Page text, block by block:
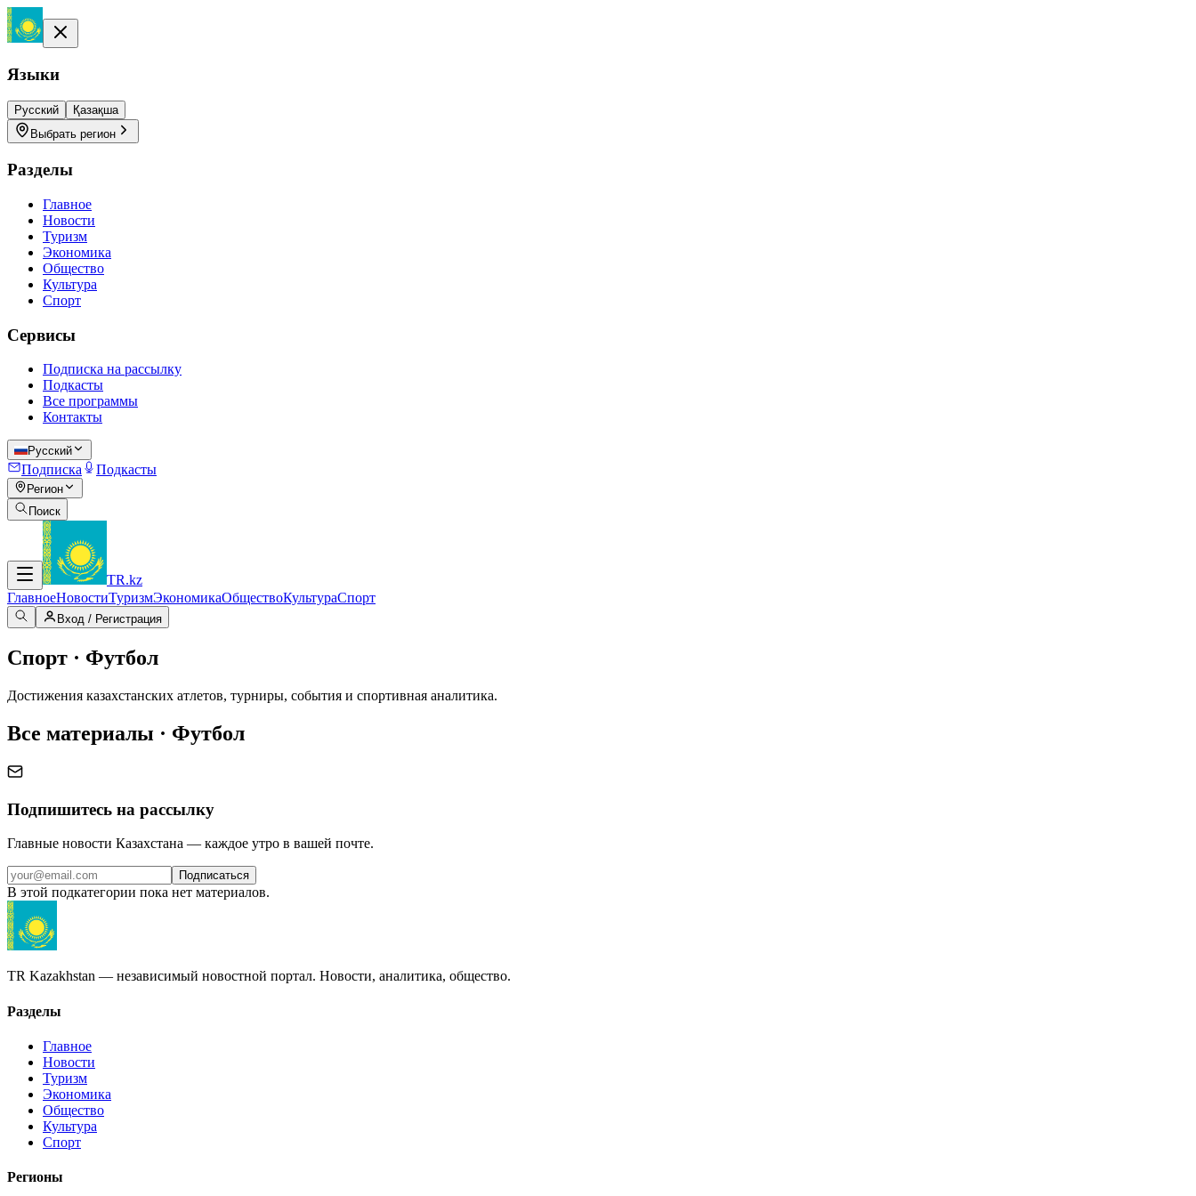
Языки
Русский
Қазақша
Выбрать регион
Разделы
Главное
Новости
Туризм
Экономика
Общество
Культура
Спорт
Сервисы
Подписка на рассылку
Подкасты
Все программы
Контакты
Русский
Подписка Подкасты
Регион
Поиск
TR.kz
ГлавноеНовостиТуризмЭкономикаОбществоКультураСпорт
Вход / Регистрация
Спорт · Футбол
Достижения казахстанских атлетов, турниры, события и спортивная аналитика.
Все материалы · Футбол
Подпишитесь на рассылку
Главные новости Казахстана — каждое утро в вашей почте.
Подписаться
В этой подкатегории пока нет материалов.
TR Kazakhstan — независимый новостной портал. Новости, аналитика, общество.
Разделы
Главное
Новости
Туризм
Экономика
Общество
Культура
Спорт
Регионы